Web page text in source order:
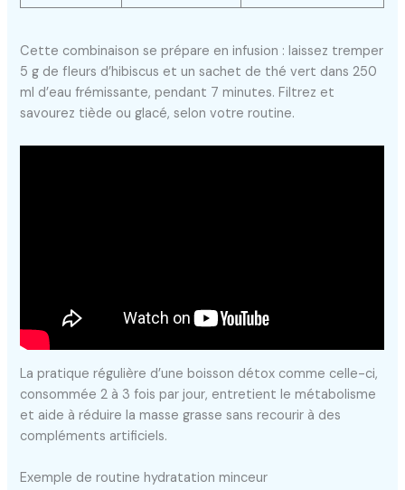
Cette combinaison se prépare en infusion : laissez tremper
5 g de fleurs d’hibiscus et un sachet de thé vert dans 250
ml d’eau frémissante, pendant 7 minutes. Filtrez et
savourez tiède ou glacé, selon votre routine.
La pratique régulière d’une boisson détox comme celle-ci,
consommée 2 à 3 fois par jour, entretient le métabolisme
et aide à réduire la masse grasse sans recourir à des
compléments artificiels.
Exemple de routine hydratation minceur